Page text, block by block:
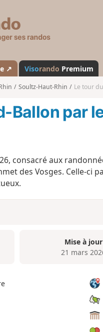
s
a
n
d
↗ Visorando Premium
Soultz-Haut-Rhin Le tour
Ballon par
consacré aux
des Vosges. Celle-ci
Mise à jour
21 mars